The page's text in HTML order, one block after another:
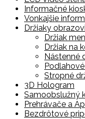
Informačné
Vonkajšie
Držiaky
Držiak
Držiak na
Nástenné
Stropné
3D Hologram
Samoobslužný
Prehrávače a
Bezdrôtové